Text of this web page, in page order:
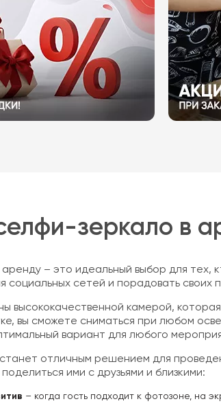
зеркало в
– это идеальный выбор для
социальных сетей и порадовать своих
высококачественной камерой,
вы сможете сниматься при любом
вариант для любого
отличным решением для
ими с друзьями и близкими:
– когда гость подходит к фотозоне, на